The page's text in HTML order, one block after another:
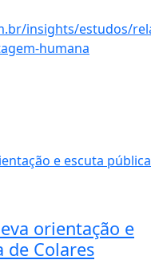
insights/estudos/
humana
orientação e
de Colares